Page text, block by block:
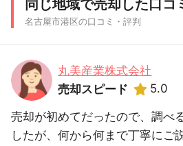
同じ地域で売却した口コ
名古屋市港区の口コミ・評判
丸美産業株式会社
売却スピード
5.0
売却が初めてだったので、調べ
したが、何から何まで丁寧にご